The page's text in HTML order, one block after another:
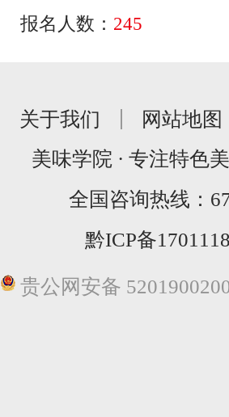
报名人数： 245
关于我们 网站地图
美味学院 · 专注特色
全国咨询热线：
黔ICP备
贵公网安备